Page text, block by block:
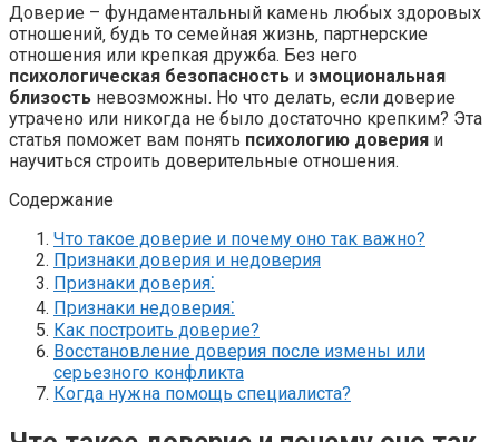
Доверие – фундаментальный камень любых здоровых
отношений‚ будь то семейная жизнь‚ партнерские
отношения или крепкая дружба. Без него
психологическая безопасность и эмоциональная
близость невозможны. Но что делать‚ если доверие
утрачено или никогда не было достаточно крепким? Эта
статья поможет вам понять психологию доверия и
научиться строить доверительные отношения.
Содержание
Что такое доверие и почему оно так важно?
Признаки доверия и недоверия
Признаки доверия⁚
Признаки недоверия⁚
Как построить доверие?
Восстановление доверия после измены или
серьезного конфликта
Когда нужна помощь специалиста?